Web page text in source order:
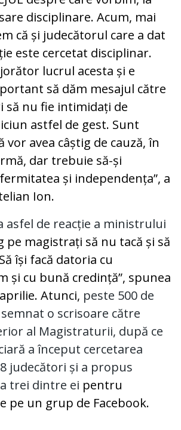
disciplinare. Acum, mai
că și judecătorul care a dat
este cercetat disciplinar.
lucrul acesta și e
să dăm mesajul către
să nu fie intimidați de
astfel de gest. Sunt
vor avea câștig de cauză, în
dar trebuie să-și
și independența”, a
Ion.
asfel de reacție a ministrului
pe magistrați să nu tacă și să
își facă datoria cu
și cu bună credință”, spunea
Atunci, peste 500 de
o scrisoare către
al Magistraturii, după ce
a început cercetarea
judecători și a propus
trei dintre ei pentru
pe un grup de Facebook.